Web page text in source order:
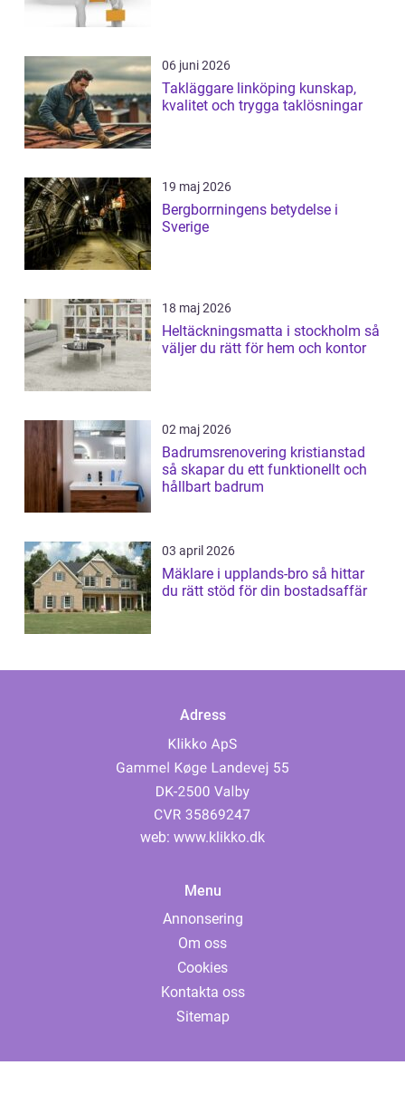
06 juni 2026
Takläggare linköping kunskap,
kvalitet och trygga taklösningar
19 maj 2026
Bergborrningens betydelse i
Sverige
18 maj 2026
Heltäckningsmatta i stockholm så
väljer du rätt för hem och kontor
02 maj 2026
Badrumsrenovering kristianstad
så skapar du ett funktionellt och
hållbart badrum
03 april 2026
Mäklare i upplands-bro så hittar
du rätt stöd för din bostadsaffär
Adress
web: www.klikko.dk
Menu
Annonsering
Om oss
Cookies
Kontakta oss
Sitemap